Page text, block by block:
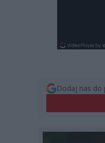
Dodaj nas do